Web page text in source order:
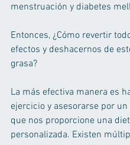
menstruación y diabetes
Entonces, ¿Cómo revertir
efectos y deshacernos de
grasa?
La más efectiva manera es
ejercicio y asesorarse por
que nos proporcione una
personalizada. Existen